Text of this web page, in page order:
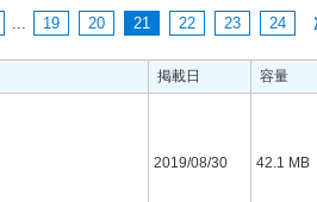
... 19 20 21 22 23 24
掲載日 容量
2019/08/30 42.1 MB